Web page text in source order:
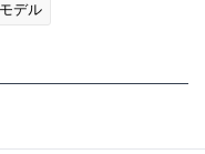
デル